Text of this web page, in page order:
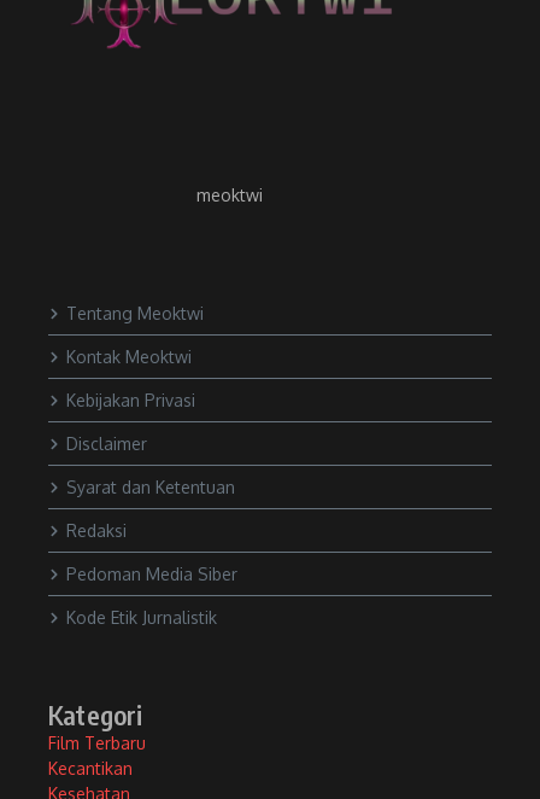
meoktwi
Tentang Meoktwi
Kontak Meoktwi
Kebijakan Privasi
Disclaimer
Syarat dan Ketentuan
Redaksi
Pedoman Media Siber
Kode Etik Jurnalistik
Kategori
Film Terbaru
Kecantikan
Kesehatan